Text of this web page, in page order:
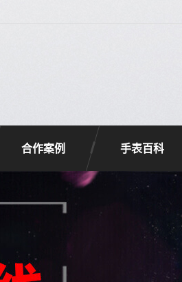
合作案例 手表百科